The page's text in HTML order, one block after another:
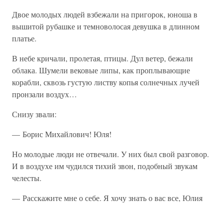
Двое молодых людей взбежали на пригорок, юноша в
вышитой рубашке и темноволосая девушка в длинном
платье.
В небе кричали, пролетая, птицы. Дул ветер, бежали
облака. Шумели вековые липы, как проплывающие
корабли, сквозь густую листву копья солнечных лучей
пронзали воздух…
Снизу звали:
— Борис Михайлович! Юля!
Но молодые люди не отвечали. У них был свой разговор.
И в воздухе им чудился тихий звон, подобный звукам
челесты.
— Расскажите мне о себе. Я хочу знать о вас все, Юлия